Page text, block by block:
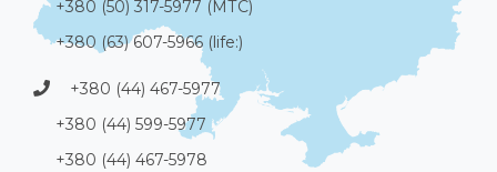
+380 (50) 317-5977 (МТС)
+380 (63) 607-5966 (life:)
+380 (44) 467-5977
+380 (44) 599-5977
+380 (44) 467-5978